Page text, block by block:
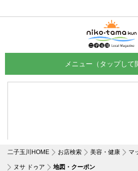
二子玉川HOME お店検索 美容・健康 マ
ヌサ ドゥア 地図・クーポン
メニュー